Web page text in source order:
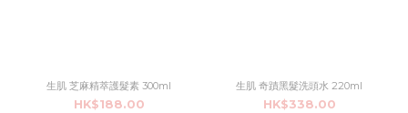
生肌 芝麻精萃護髮素 300ml
HK$188.00
生肌 奇蹟黑髮洗頭水 220ml
HK$338.00